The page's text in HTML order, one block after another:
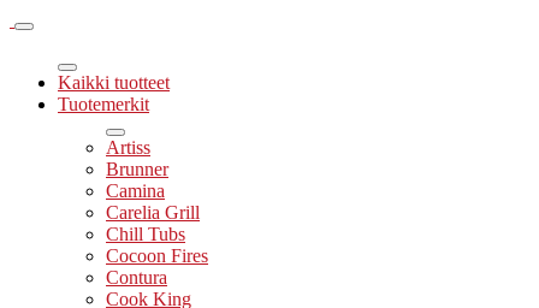
Kaikki tuotteet
Tuotemerkit
Artiss
Brunner
Camina
Carelia Grill
Chill Tubs
Cocoon Fires
Contura
Cook King